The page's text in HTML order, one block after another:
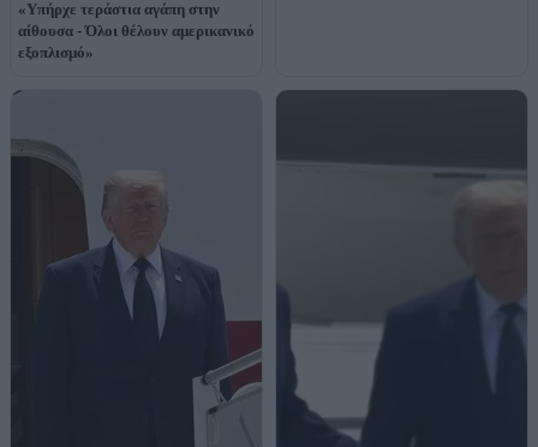
αίθουσα - Όλοι θέλουν αμερικανικό
εξοπλισμό»